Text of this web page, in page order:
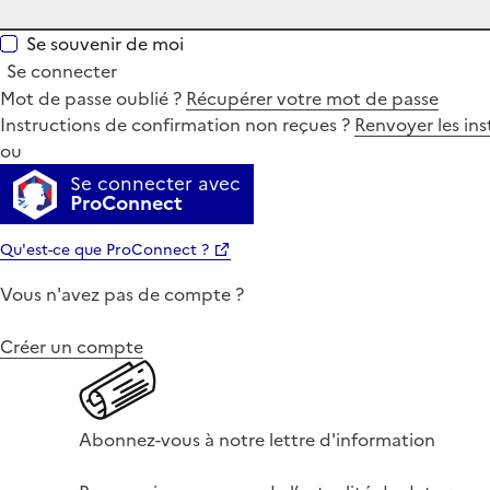
Se souvenir de moi
Se connecter
Mot de passe oublié ? Récupérer votre mot de passe
Instructions de confirmation non reçues ? Renvoyer les
ou
Se connecter avec
ProConnect
Qu'est-ce que ProConnect ?
Vous n'avez pas de compte ?
Créer un compte
Abonnez-vous à notre lettre d'information